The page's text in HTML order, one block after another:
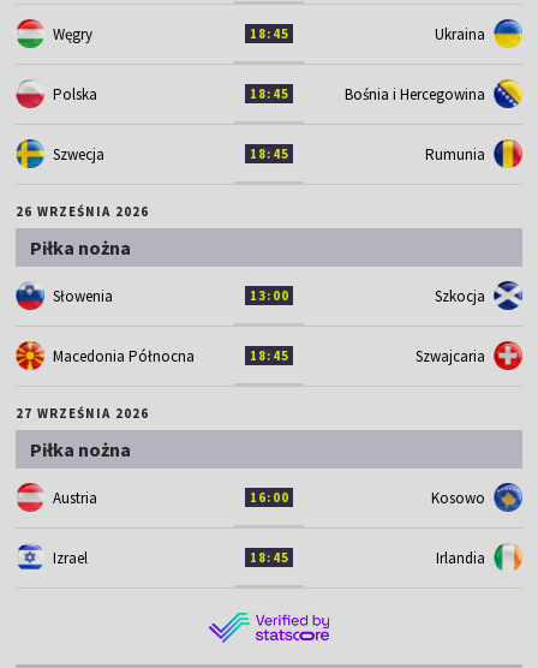
Węgry 18:45 Ukraina
Polska 18:45 Bośnia i Hercegowina
Szwecja 18:45 Rumunia
26 WRZEŚNIA 2026
Piłka nożna
Słowenia 13:00 Szkocja
Macedonia Północna 18:45 Szwajcaria
27 WRZEŚNIA 2026
Piłka nożna
Austria 16:00 Kosowo
Izrael 18:45 Irlandia